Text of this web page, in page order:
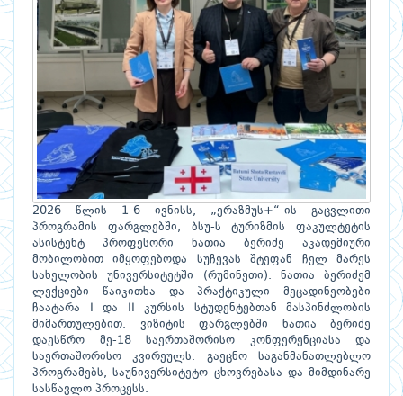
2026 წლის 1-6 ივნისს, „ერაზმუს+“-ის გაცვლითი
პროგრამის ფარგლებში, ბსუ-ს ტურიზმის ფაკულტეტის
ასისტენტ პროფესორი ნათია ბერიძე აკადემიური
მობილობით იმყოფებოდა სუჩევას შტეფან ჩელ მარეს
სახელობის უნივერსიტეტში (რუმინეთი). ნათია ბერიძემ
ლექციები წაიკითხა და პრაქტიკული მეცადინეობები
ჩაატარა I და II კურსის სტუდენტებთან მასპინძლობის
მიმართულებით. ვიზიტის ფარგლებში ნათია ბერიძე
დაესწრო მე-18 საერთაშორისო კონფერენციასა და
საერთაშორისო კვირეულს. გაეცნო საგანმანათლებლო
პროგრამებს, საუნივერსიტეტო ცხოვრებასა და მიმდინარე
სასწავლო პროცესს.